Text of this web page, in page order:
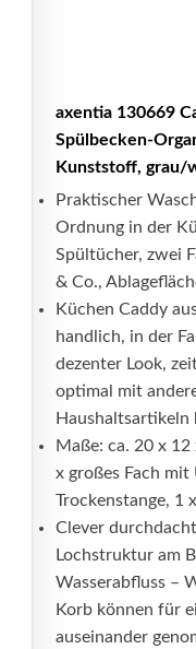
axentia 130669
Spülbecken-
Kunststoff, grau/
Praktischer
Ordnung in der
Spültücher, zwei
& Co.,
Küchen Caddy
handlich, in der
dezenter Look,
optimal mit
Haushaltsartikeln
Maße: ca. 20 x
x großes Fach
Trockenstange, 1
Clever
Lochstruktur am
Wasserabfluss –
Korb können für
auseinander